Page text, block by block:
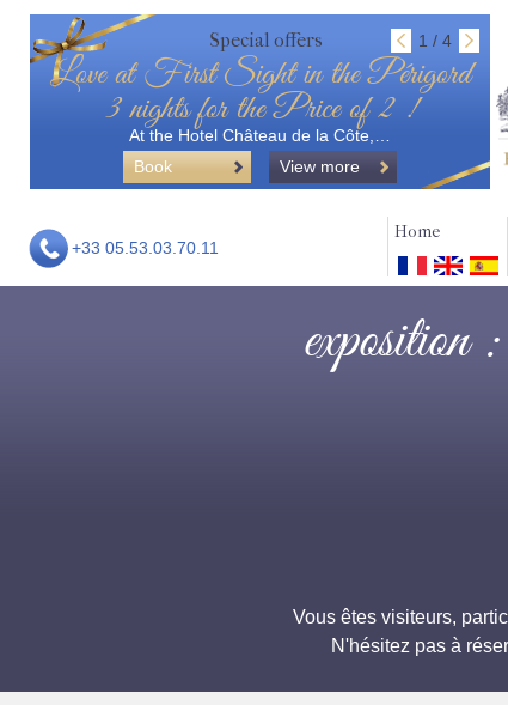
Special offers 1 / 4
Love at First Sight in the Périgord
3 nights for the Price of 2 !
At the Hotel Château de la Côte,…
Book
View more
+33 05.53.03.70.11
Home
exposition
Vous êtes visiteurs,
N'hésitez pas à